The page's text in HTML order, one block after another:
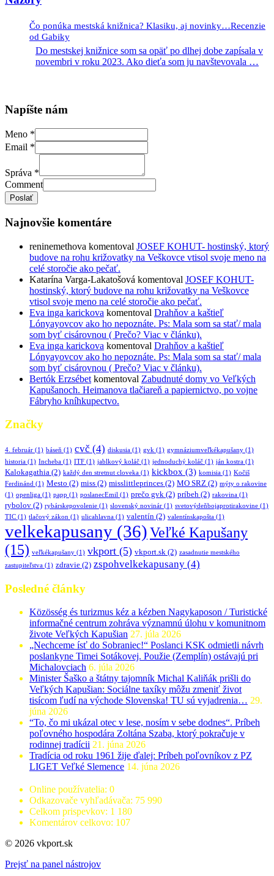
Čo ponúka mestská knižnica? Klasiku, aj novinky…Recenzie
od Gabiky
Do mestskej knižnice som sa opäť po dlhej dobe zapísala v
novembri v roku 2023. Ako dieťa som ju navštevovala …
Napíšte nám
Meno *
Email *
Správa *
Comment
Poslať
Najnovšie komentáre
reninemethova komentoval JOSEF KOHUT- hostinský, ktorý
budove na rohu križovatky na Veškovce vtisol svoje meno na
celé storočie ako pečať.
Katarína Varga-Lakatošová komentoval JOSEF KOHUT-
hostinský, ktorý budove na rohu križovatky na Veškovce
vtisol svoje meno na celé storočie ako pečať.
Eva inga karickova komentoval Drahňov a kaštieľ
Lónyayovcov ako ho nepoznáte. Ps: Mala som sa stať/ mala
som byť cisárovnou ( Prečo? Viac v článku).
Eva inga karickova komentoval Drahňov a kaštieľ
Lónyayovcov ako ho nepoznáte. Ps: Mala som sa stať/ mala
som byť cisárovnou ( Prečo? Viac v článku).
Bertók Erzsébet komentoval Zabudnuté domy vo Veľkých
Kapušanoch. Heimanova tlačiareň a papiernictvo, po vojne
Fábryho kníhkupectvo.
Značky
4. február (1) báseň (1) cvč (4) diskusia (1) gvk (1) gymnáziumveľkékapušany (1)
historia (1) Incheba (1) ITF (1) jablkový koláč (1) jednoduchý koláč (1) ján kostra (1)
Kalokagathia (2) každý den stretnut cloveka (1) kickbox (3) komisia (1) Kočiš
Ferdinánd (1) Mesto (2) miss (2) misslittleprinces (2) MO SRZ (2) mýty o rakovine
(1) openliga (1) papp (1) poslanecEmil (1) prečo gvk (2) príbeh (2) rakovina (1)
rybolov (2) rybárskepovolenie (1) slovenský novinár (1) svetovýdeňbojaprotirakovine (1)
TIC (1) tlačový zákon (1) ulicahlavna (1) valentín (2) valentínskapošta (1)
velkekapusany (36)Veľké Kapušany
(15) veľkékapušany (1) vkport (5) vkport.sk (2) zasadnutie mestského
zastupiteľstva (1) zdravie (2) zspohvelkekapusany (4)
Posledné články
Közösség és turizmus kéz a kézben Nagykaposon / Turistické
informačné centrum zohráva významnú úlohu v komunitnom
živote Veľkých Kapušian 27. júla 2026
„Nechceme ísť do Sobraniec!“ Poslanci KSK odmietli návrh
poslankyne Timei Sotákovej. Použie (Zemplín) ostávajú pri
Michalovciach 6. júla 2026
Minister Šaško a štátny tajomník Michal Kaliňák prišli do
Veľkých Kapušian: Sociálne taxíky môžu zmeniť život
tisícom ľudí na východe Slovenska! TU sú vyjadrenia… 29.
júna 2026
“To, čo mi ukázal otec v lese, nosím v sebe dodnes“. Príbeh
poľovného hospodára Zoltána Szaba, ktorý pokračuje v
rodinnej tradícii 21. júna 2026
Tradícia od roku 1961 žije ďalej: Príbeh poľovníkov z PZ
LIGET Veľké Slemence 14. júna 2026
Online používatelia: 0
Odkazovače vyhľadávača: 75 990
Celkom prispevkov: 1 180
Komentárov celkovo: 107
© 2026 vkport.sk
Prejsť na panel nástrojov